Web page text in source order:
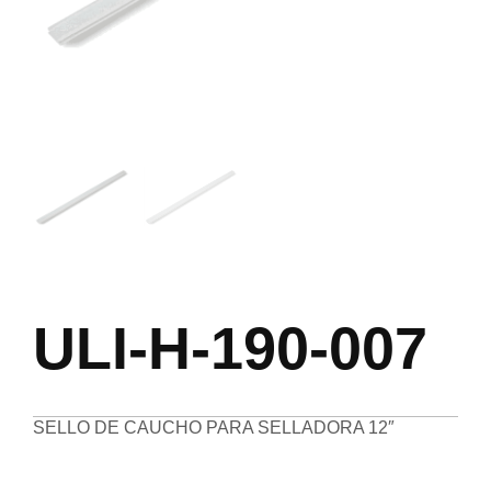
ULI-H-190-007
SELLO DE CAUCHO PARA SELLADORA 12″